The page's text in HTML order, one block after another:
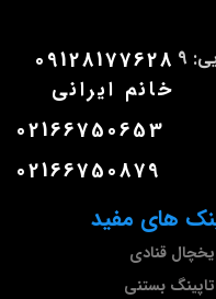
های مفید
یخچال قنادی
تاپینگ بستنی
کارشناس فروش: ساعت پاسخگویی: 9 09128177628
خانم ایرانی
02166750653
02166750879